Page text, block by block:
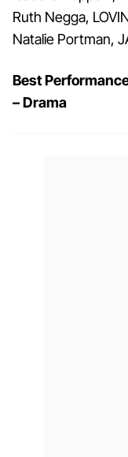
Ruth Negga,
Natalie Portman,
Best
– Drama